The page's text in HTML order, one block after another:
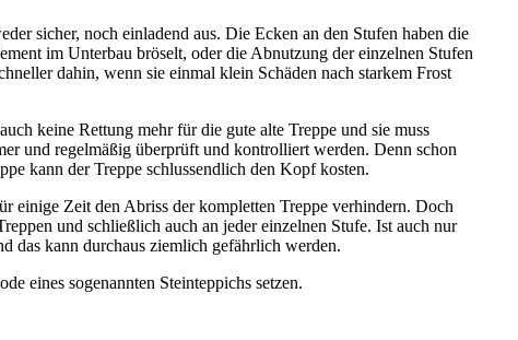
sicher, noch einladend aus. Die Ecken an den Stufen haben die
im Unterbau bröselt, oder die Abnutzung der einzelnen Stufen
dahin, wenn sie einmal klein Schäden nach starkem Frost
keine Rettung mehr für die gute alte Treppe und sie muss
und regelmäßig überprüft und kontrolliert werden. Denn schon
kann der Treppe schlussendlich den Kopf kosten.
einige Zeit den Abriss der kompletten Treppe verhindern. Doch
und schließlich auch an jeder einzelnen Stufe. Ist auch nur
das kann durchaus ziemlich gefährlich werden.
eines sogenannten Steinteppichs setzen.